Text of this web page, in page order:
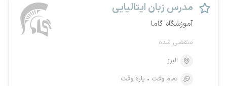
مدرس زبان ایتالیایی
آموزشگاه گاما
منقضی شده
البرز
تمام وقت
پاره وقت